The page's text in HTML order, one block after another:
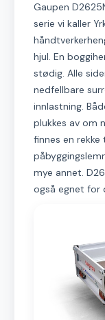
Gaupen
serie vi kaller
hjul. En
stødig. Alle
nedfellbare
innlastning.
plukkes av om
finnes en rekke
mye annet.
også egnet for